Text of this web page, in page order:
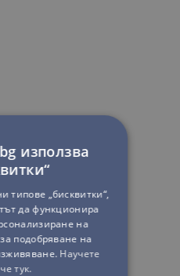
използва
типове „бисквитки“,
да функционира
на
подобряване на
Научете
тук.